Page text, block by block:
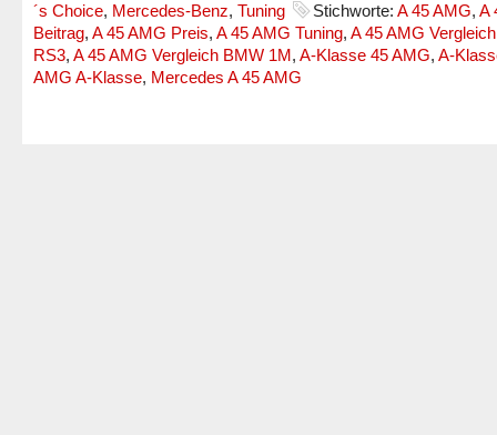
´s Choice, Mercedes-Benz, Tuning Stichworte: A 45 AMG, A
Beitrag, A 45 AMG Preis, A 45 AMG Tuning, A 45 AMG
RS3, A 45 AMG Vergleich BMW 1M, A-Klasse 45 AMG, A-
AMG A-Klasse, Mercedes A 45 AMG